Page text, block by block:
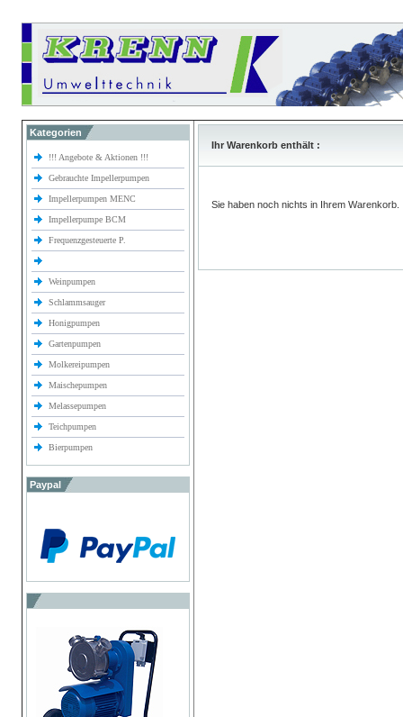
Kategorien
!!! Angebote & Aktionen !!!
Gebrauchte Impellerpumpen
Impellerpumpen MENC
Impellerpumpe BCM
Frequenzgesteuerte P.
Weinpumpen
Schlammsauger
Honigpumpen
Gartenpumpen
Molkereipumpen
Maischepumpen
Melassepumpen
Teichpumpen
Bierpumpen
Paypal
Ihr Warenkorb enthält :
Sie haben noch nichts in Ihrem Warenkorb.